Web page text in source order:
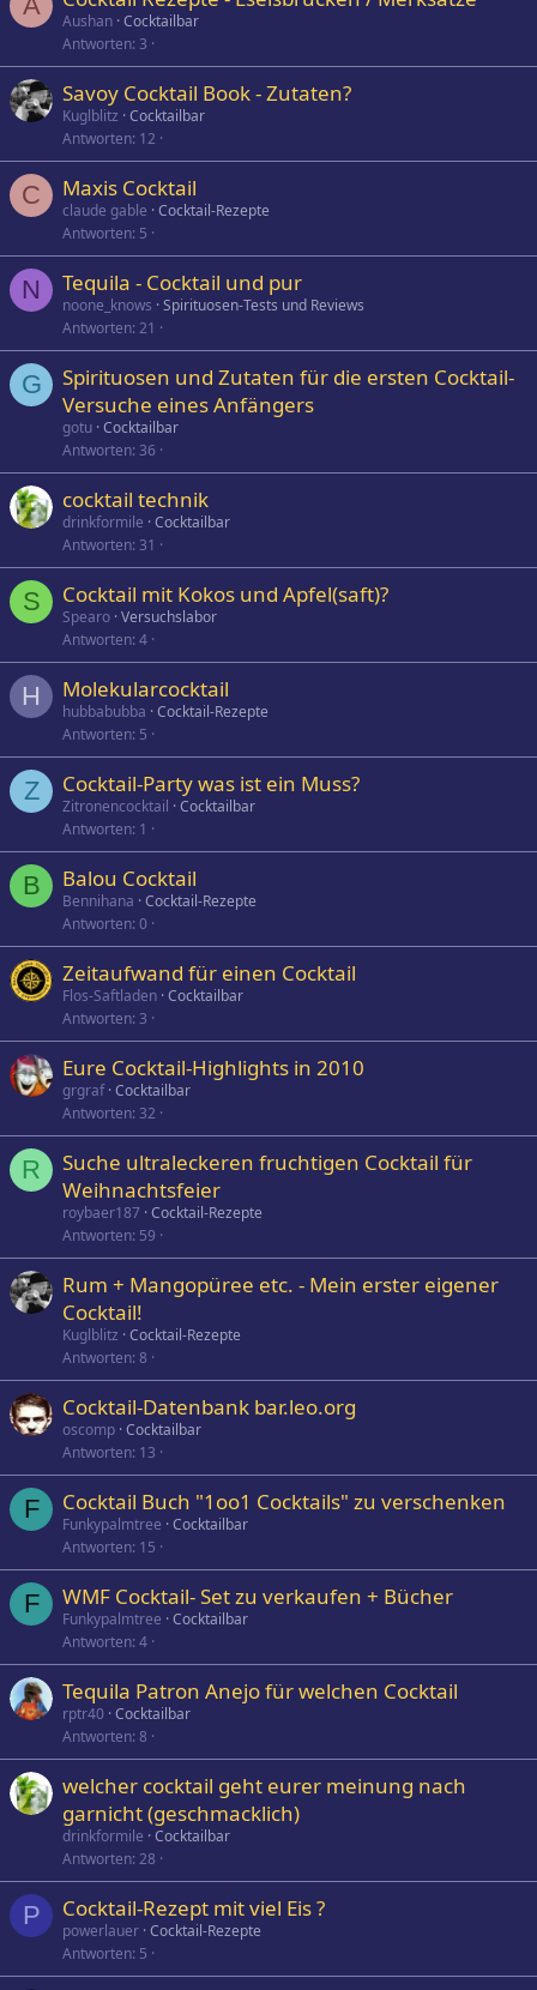
Aushan Cocktailbar
Antworten 3
Savoy Cocktail Book - Zutaten?
Kuglblitz Cocktailbar
Antworten 12
C Maxis Cocktail
claude gable Cocktail-Rezepte
Antworten 5
N Tequila - Cocktail und pur
noone_knows Spirituosen-Tests und Reviews
Antworten 21
G
Spirituosen und Zutaten für die ersten Cocktail-
Versuche eines Anfängers
gotu Cocktailbar
Antworten 36
cocktail technik
drinkformile Cocktailbar
Antworten 31
S Cocktail mit Kokos und Apfel(saft)?
Spearo Versuchslabor
Antworten 4
H Molekularcocktail
hubbabubba Cocktail-Rezepte
Antworten 5
Z Cocktail-Party was ist ein Muss?
Zitronencocktail Cocktailbar
Antworten 1
B Balou Cocktail
Bennihana Cocktail-Rezepte
Antworten 0
Zeitaufwand für einen Cocktail
Flos-Saftladen Cocktailbar
Antworten 3
Eure Cocktail-Highlights in 2010
grgraf Cocktailbar
Antworten 32
R
Suche ultraleckeren fruchtigen Cocktail für
Weihnachtsfeier
roybaer187 Cocktail-Rezepte
Antworten 59
Rum + Mangopüree etc. - Mein erster eigener
Cocktail!
Kuglblitz Cocktail-Rezepte
Antworten 8
Cocktail-Datenbank bar.leo.org
oscomp Cocktailbar
Antworten 13
F Cocktail Buch "1oo1 Cocktails" zu verschenken
Funkypalmtree Cocktailbar
Antworten 15
F WMF Cocktail- Set zu verkaufen + Bücher
Funkypalmtree Cocktailbar
Antworten 4
Tequila Patron Anejo für welchen Cocktail
rptr40 Cocktailbar
Antworten 8
welcher cocktail geht eurer meinung nach
garnicht (geschmacklich)
drinkformile Cocktailbar
Antworten 28
P Cocktail-Rezept mit viel Eis ?
powerlauer Cocktail-Rezepte
Antworten 5